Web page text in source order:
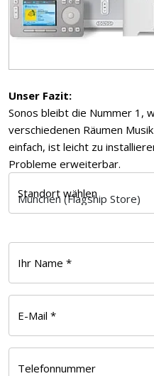
Unser Fazit:
Sonos bleibt die Nummer 1,
verschiedenen Räumen
einfach, ist leicht zu
Probleme erweiterbar.
Standort wählen
Ihr Name *
E-Mail *
Telefonnummer